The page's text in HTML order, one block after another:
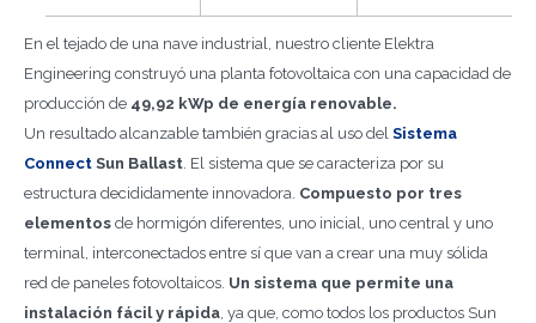
En el tejado de una nave industrial, nuestro cliente Elektra
Engineering construyó una planta fotovoltaica con una capacidad de
producción de 49,92 kWp de energía renovable.
Un resultado alcanzable también gracias al uso del Sistema
Connect Sun Ballast. El sistema que se caracteriza por su
estructura decididamente innovadora. Compuesto por tres
elementos de hormigón diferentes, uno inicial, uno central y uno
terminal, interconectados entre sí que van a crear una muy sólida
red de paneles fotovoltaicos. Un sistema que permite una
instalación fácil y rápida, ya que, como todos los productos Sun